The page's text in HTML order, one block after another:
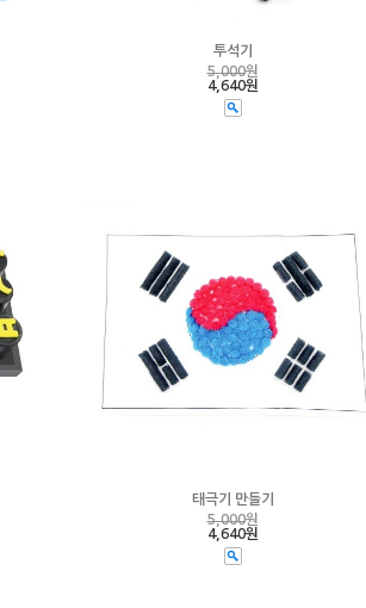
투석기
5,000원
4,640원
태극기 만들기
5,000원
4,640원